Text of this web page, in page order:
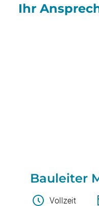
Ihr
Bauleiter
Vollzeit